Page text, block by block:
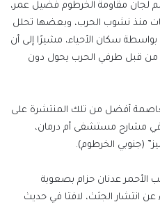
لجان مقاومة الخرطوم فضيل عمر،
منذ نشوب الحرب، وبعضها تحلل
سكان الأحياء، مشيرًا إلى أن
من قبل طرفي الحرب يحول دون
أفضل من تلك المنتشرة على
في مشارح مستشفى أم درمان،
(جنوبي الخرطوم).
الأحمر عدنان حزام بصعوبة
انتشار الجثث، لافتا في حديث